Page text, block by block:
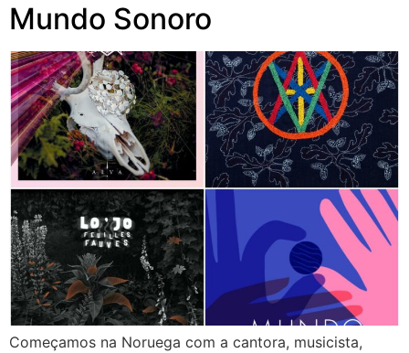
Mundo Sonoro
Começamos na Noruega com a cantora, musicista,